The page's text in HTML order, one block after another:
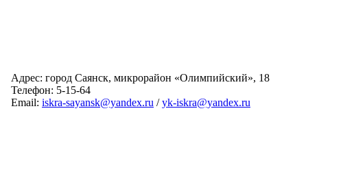
Адрес: город Саянск, микрорайон «Олимпийский», 18
Телефон: 5-15-64
Email: iskra-sayansk@yandex.ru /yk-iskra@yandex.ru